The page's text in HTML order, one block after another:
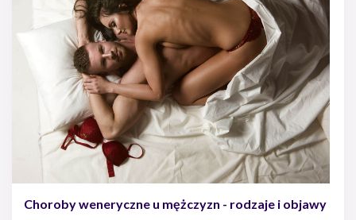
Choroby weneryczne u mężczyzn - rodzaje i objawy